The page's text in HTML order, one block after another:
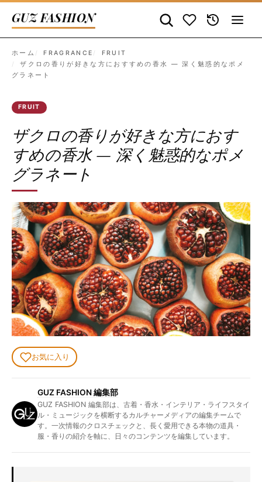
GUZ FASHION
ホーム FRAGRANCE
FRUIT
ザクロの香りが好きな方におすすめの香水 — 深く魅惑的なポメ
グラネート
FRUIT
ザクロの香りが好きな方におす
すめの香水 — 深く魅惑的なポメ
グラネート
お気に入り
GUZ FASHION 編集部
GUZ FASHION 編集部は、古着・香水・インテリア・ライフスタイ
ル・ミュージックを横断するカルチャーメディアの編集チームで
す。一次情報のクロスチェックと、長く愛用できる本物の道具・
服・香りの紹介を軸に、日々のコンテンツを編集しています。